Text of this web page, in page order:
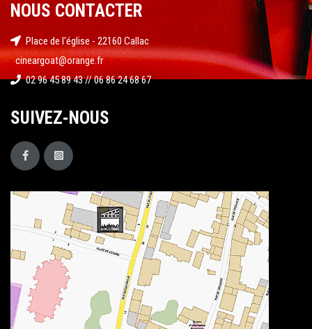
NOUS CONTACTER
Place de l'église - 22160 Callac
cineargoat@orange.fr
02 96 45 89 43 // 06 86 24 68 67
SUIVEZ-NOUS